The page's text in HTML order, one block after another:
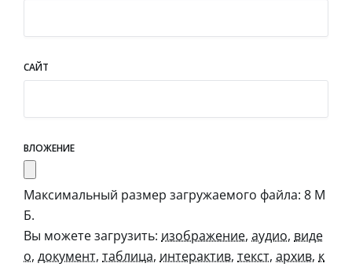
САЙТ
ВЛОЖЕНИЕ
Максимальный размер загружаемого файла: 8 М
Б.
Вы можете загрузить: изображение, аудио, виде
о, документ, таблица, интерактив, текст, архив, к